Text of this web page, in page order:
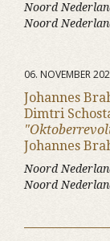
Noord
Noord
06. NOVEMBER
Johannes
Dimtri
Johannes
Noord
Noord